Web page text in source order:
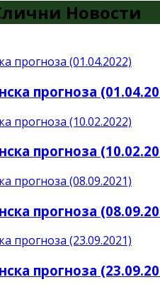
Новости
прогноза
прогноза
прогноза
прогноза